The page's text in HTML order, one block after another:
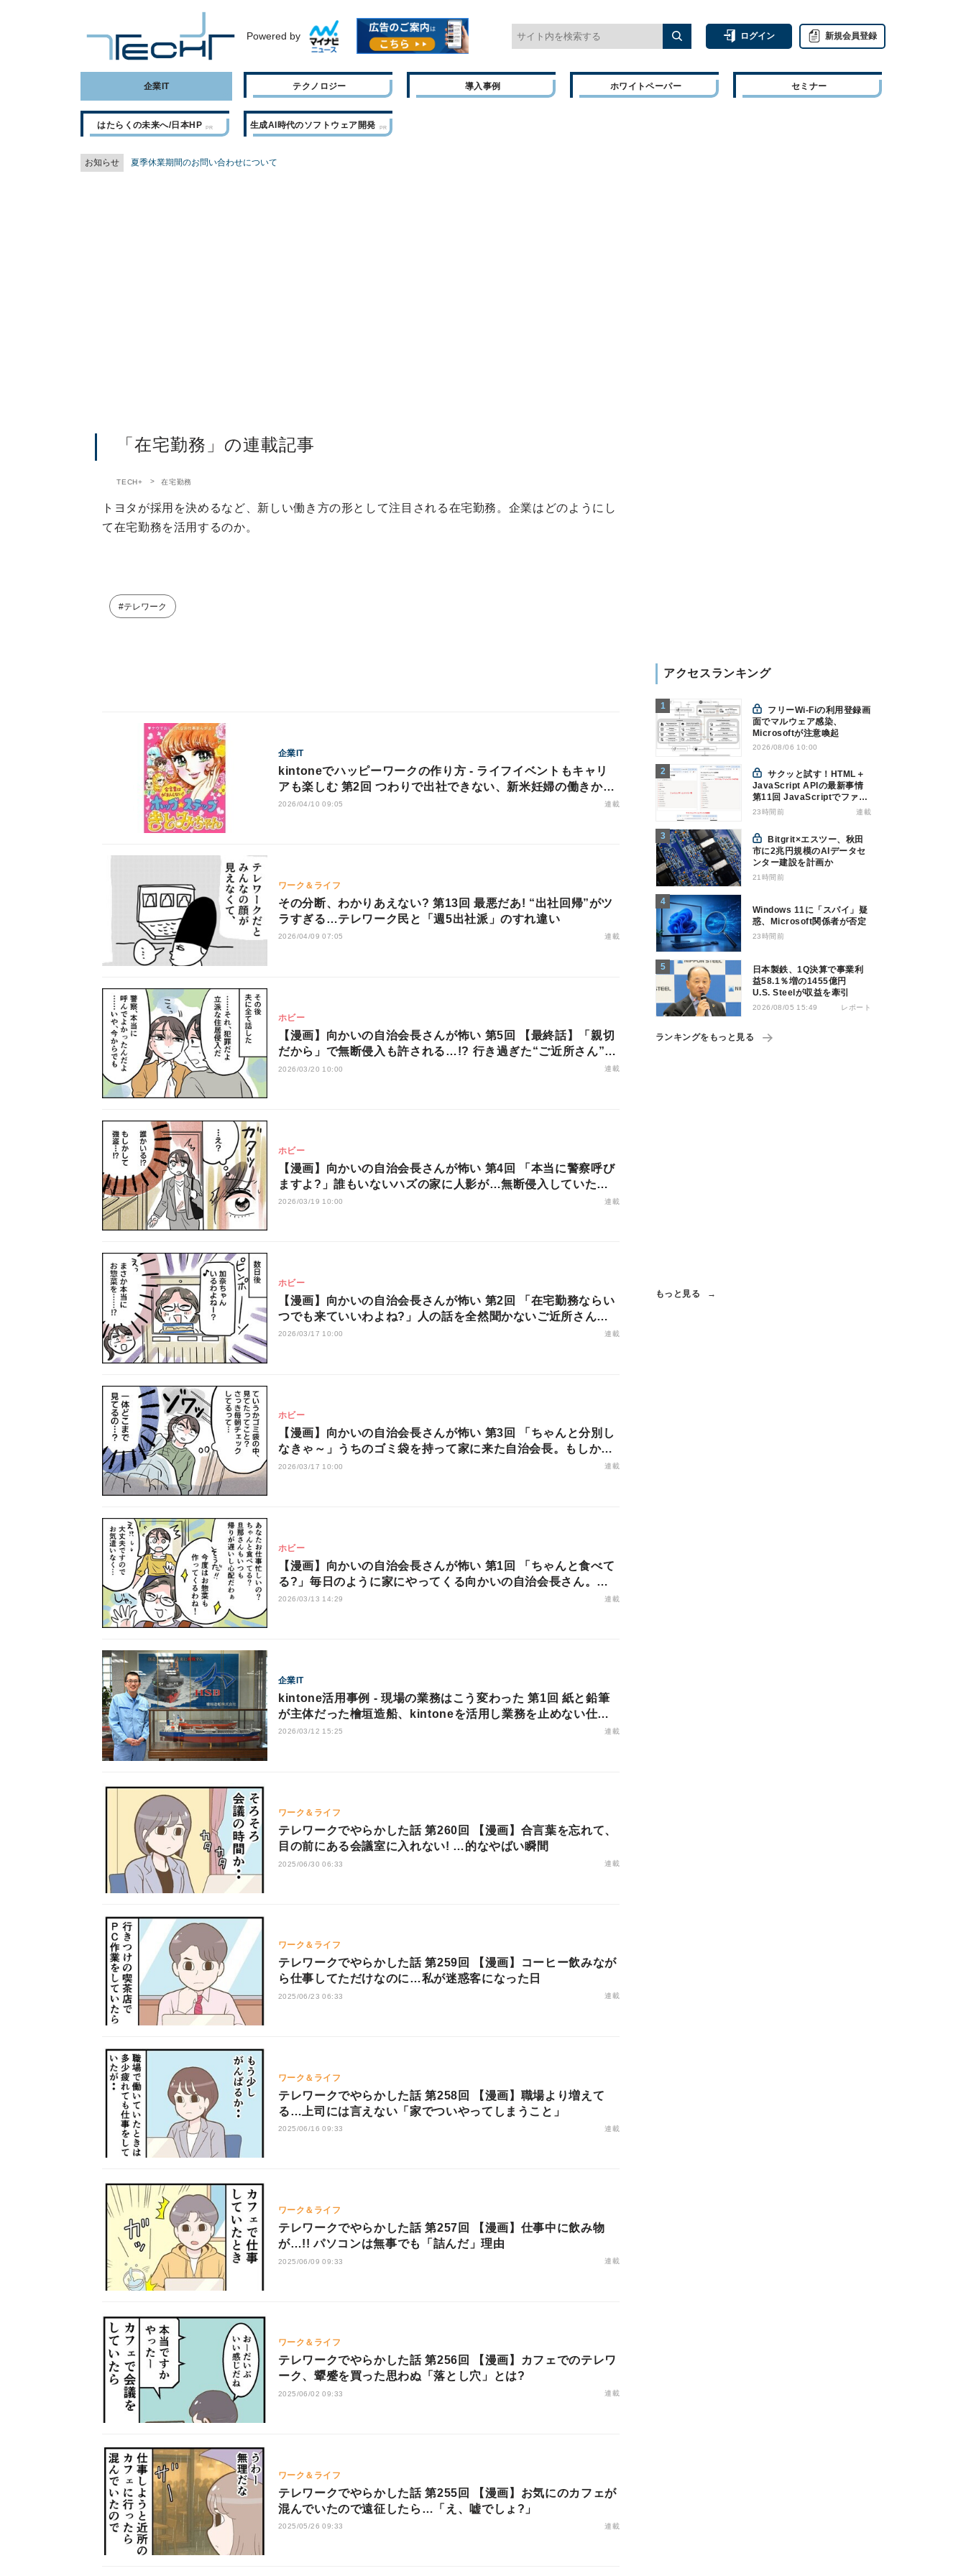
Powered by ログイン 新規会員登録
企業IT テクノロジー 導入事例 ホワイトペーパー セミナー
はたらくの未来へ/日本HP 生成AI時代のソフトウェア開発
お知らせ 夏季休業期間のお問い合わせについて
「在宅勤務」の連載記事
TECH+ 在宅勤務
トヨタが採用を決めるなど、新しい働き方の形として注目される在宅勤務。企業はどのようにし
て在宅勤務を活用するのか。
#テレワーク
企業IT
kintoneでハッピーワークの作り方 - ライフイベントもキャリ
アも楽しむ 第2回 つわりで出社できない、新米妊婦の働きかた
を救ってくれたkintone
2026/04/10 09:05 連載
ワーク＆ライフ
その分断、わかりあえない? 第13回 最悪だあ! “出社回帰”がツ
ラすぎる…テレワーク民と「週5出社派」のすれ違い
2026/04/09 07:05 連載
ホビー
【漫画】向かいの自治会長さんが怖い 第5回 【最終話】「親切
だから」で無断侵入も許される…!? 行き過ぎた“ご近所さん”の
暴走は止められるのか――
2026/03/20 10:00 連載
ホビー
【漫画】向かいの自治会長さんが怖い 第4回 「本当に警察呼び
ますよ?」誰もいないハズの家に人影が…無断侵入していたま
さかの人物とは!?
2026/03/19 10:00 連載
ホビー
【漫画】向かいの自治会長さんが怖い 第2回 「在宅勤務ならい
つでも来ていいわよね?」人の話を全然聞かないご近所さん。
居留守を使ってみるも…?
2026/03/17 10:00 連載
ホビー
【漫画】向かいの自治会長さんが怖い 第3回 「ちゃんと分別し
なきゃ～」うちのゴミ袋を持って家に来た自治会長。もしかし
て今まで全部チェックされてた…!?
2026/03/17 10:00 連載
ホビー
【漫画】向かいの自治会長さんが怖い 第1回 「ちゃんと食べて
る?」毎日のように家にやってくる向かいの自治会長さん。や
んわり断ってもなかなか伝わらず…
2026/03/13 14:29 連載
企業IT
kintone活用事例 - 現場の業務はこう変わった 第1回 紙と鉛筆
が主体だった檜垣造船、kintoneを活用し業務を止めない仕組
みで在宅勤務も実現
2026/03/12 15:25 連載
ワーク＆ライフ
テレワークでやらかした話 第260回 【漫画】合言葉を忘れて、
目の前にある会議室に入れない! …的なやばい瞬間
2025/06/30 06:33 連載
ワーク＆ライフ
テレワークでやらかした話 第259回 【漫画】コーヒー飲みなが
ら仕事してただけなのに…私が迷惑客になった日
2025/06/23 06:33 連載
ワーク＆ライフ
テレワークでやらかした話 第258回 【漫画】職場より増えて
る…上司には言えない「家でついやってしまうこと」
2025/06/16 09:33 連載
ワーク＆ライフ
テレワークでやらかした話 第257回 【漫画】仕事中に飲み物
が…!! パソコンは無事でも「詰んだ」理由
2025/06/09 09:33 連載
ワーク＆ライフ
テレワークでやらかした話 第256回 【漫画】カフェでのテレワ
ーク、顰蹙を買った思わぬ「落とし穴」とは?
2025/06/02 09:33 連載
ワーク＆ライフ
テレワークでやらかした話 第255回 【漫画】お気にのカフェが
混んでいたので遠征したら…「え、嘘でしょ?」
2025/05/26 09:33 連載
アクセスランキング
面でマルウェア感染、
Microsoftが注意喚起
2026/08/06 10:00
サクッと試す！HTML＋
JavaScript APIの最新事情
第11回 JavaScriptでファイ
ル管理！Origin Private File
23時間前 連載
市に2兆円規模のAIデータセ
ンター建設を計画か
21時間前
Windows 11に「スパイ」疑
惑、Microsoft関係者が否定
23時間前
日本製鉄、1Q決算で事業利
益58.1％増の1455億円
U.S. Steelが収益を牽引
2026/08/05 15:49 レポート
ランキングをもっと見る
もっと見る